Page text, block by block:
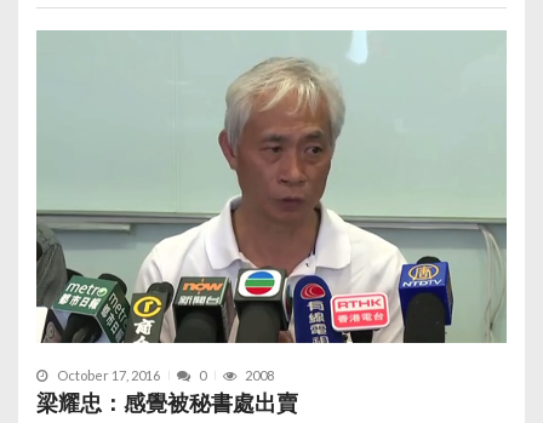
October 17, 2016 0 2008
梁耀忠：感覺被秘書處出賣